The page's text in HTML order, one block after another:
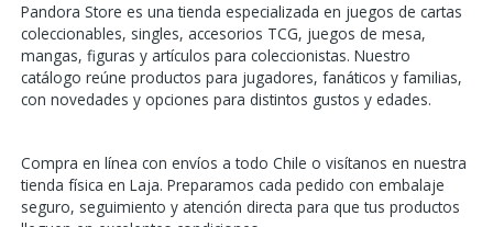
Pandora Store es una tienda especializada en juegos de cartas
coleccionables, singles, accesorios TCG, juegos de mesa,
mangas, figuras y artículos para coleccionistas. Nuestro
catálogo reúne productos para jugadores, fanáticos y familias,
con novedades y opciones para distintos gustos y edades.
Compra en línea con envíos a todo Chile o visítanos en nuestra
tienda física en Laja. Preparamos cada pedido con embalaje
seguro, seguimiento y atención directa para que tus productos